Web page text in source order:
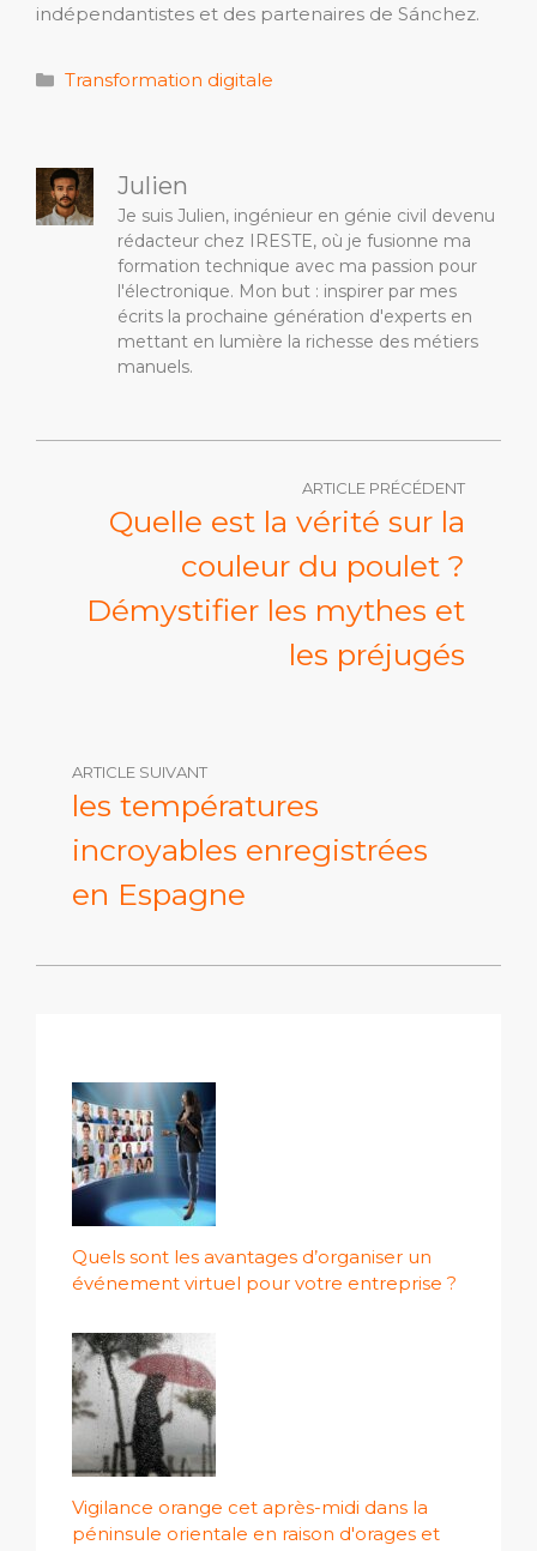
indépendantistes et des partenaires de Sánchez.
Catégories
Transformation digitale
Julien
Je suis Julien, ingénieur en génie civil devenu
rédacteur chez IRESTE, où je fusionne ma
formation technique avec ma passion pour
l'électronique. Mon but : inspirer par mes
écrits la prochaine génération d'experts en
mettant en lumière la richesse des métiers
manuels.
ARTICLE PRÉCÉDENT
Quelle est la vérité sur la
couleur du poulet ?
Démystifier les mythes et
les préjugés
ARTICLE SUIVANT
les températures
incroyables enregistrées
en Espagne
Quels sont les avantages d’organiser un
événement virtuel pour votre entreprise ?
Vigilance orange cet après-midi dans la
péninsule orientale en raison d'orages et